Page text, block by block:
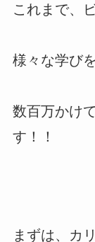
これまで、
様々な学び
数百万かけ
す！！
まずは、カ